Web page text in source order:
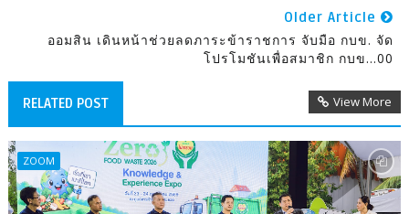
Older Article
ออมสิน เดินหน้าช่วยลดภาระข้าราชการ จับมือ กบข. จัด
โปรโมชันเพื่อสมาชิก กบข...00
RELATED POST View More
ZOOM